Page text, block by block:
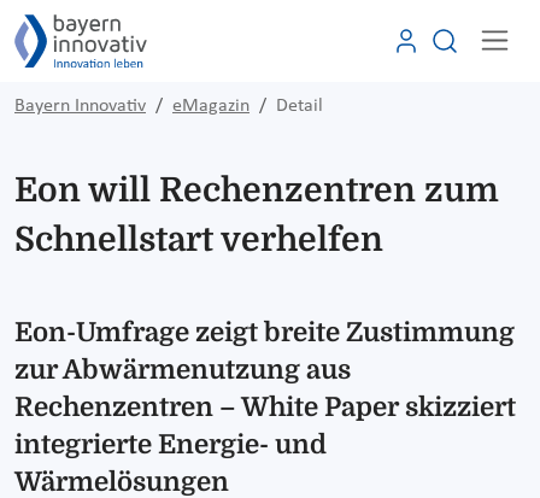
Bayern Innovativ eMagazin Detail
Eon will Rechenzentren zum
Schnellstart verhelfen
Eon-Umfrage zeigt breite Zustimmung
zur Abwärmenutzung aus
Rechenzentren – White Paper skizziert
integrierte Energie- und
Wärmelösungen